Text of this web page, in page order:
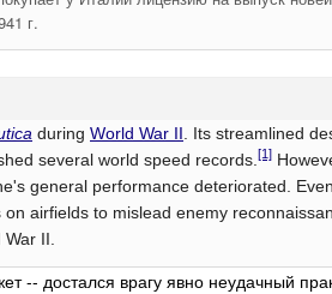
г.
during World War II . Its streamlined
several world speed records. [1]
general performance deteriorated.
airfields to mislead enemy
II.
-- достался врагу явно неудачный